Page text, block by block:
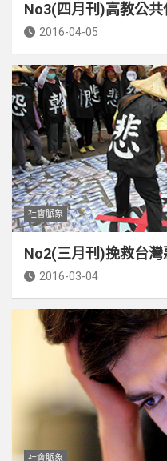
No3(四月刊)高教公共
2016-04-05
社會脈象
No2(三月刊)挽救台
2016-03-04
社會脈象